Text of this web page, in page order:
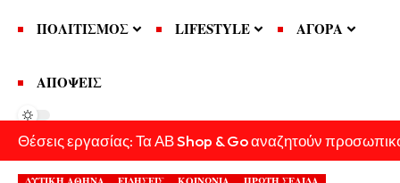
ΠΟΛΙΤΙΣΜΟΣ LIFESTYLE ΑΓΟΡΑ
ΑΠΟΨΕΙΣ
Θέσεις εργασίας: Τα ΑΒ Shop & Go αναζητούν